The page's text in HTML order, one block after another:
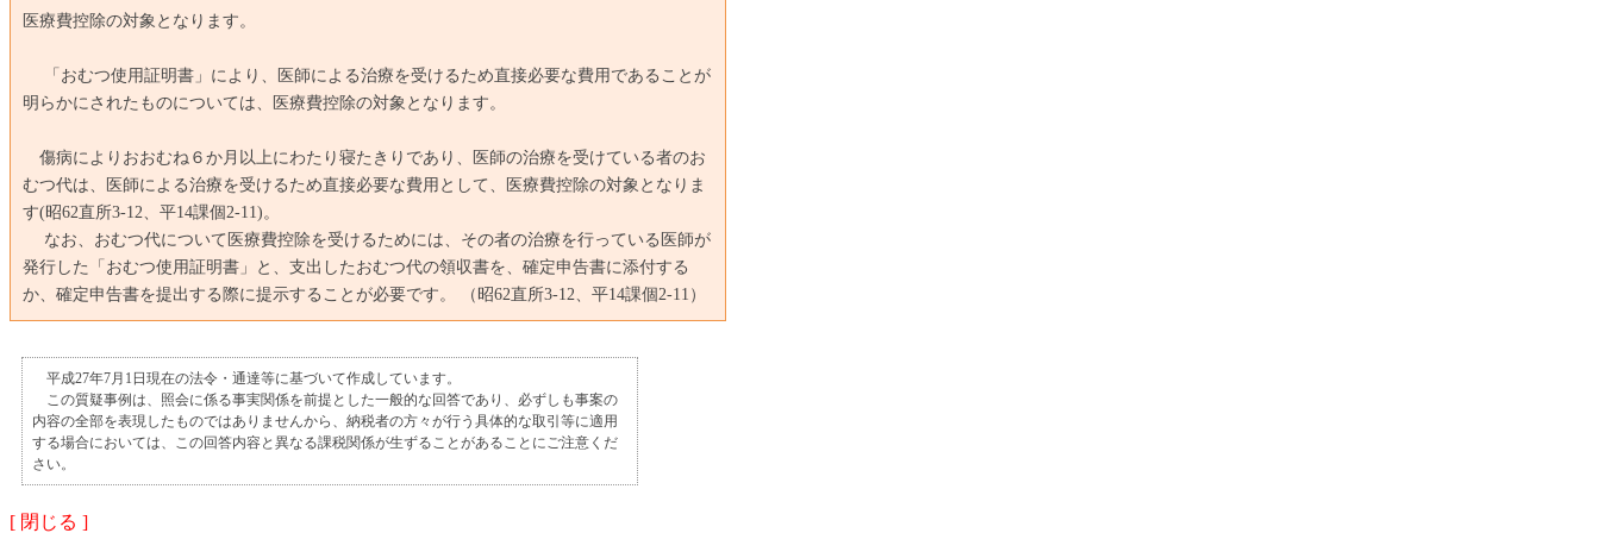
医療費控除の対象となります。
「おむつ使用証明書」により、医師による治療を受けるため直接必要な費用であることが
明らかにされたものについては、医療費控除の対象となります。
傷病によりおおむね６か月以上にわたり寝たきりであり、医師の治療を受けている者のお
むつ代は、医師による治療を受けるため直接必要な費用として、医療費控除の対象となりま
す(昭62直所3-12、平14課個2-11)。
なお、おむつ代について医療費控除を受けるためには、その者の治療を行っている医師が
発行した「おむつ使用証明書」と、支出したおむつ代の領収書を、確定申告書に添付する
か、確定申告書を提出する際に提示することが必要です。 （昭62直所3-12、平14課個2-11）
平成27年7月1日現在の法令・通達等に基づいて作成しています。
この質疑事例は、照会に係る事実関係を前提とした一般的な回答であり、必ずしも事案の
内容の全部を表現したものではありませんから、納税者の方々が行う具体的な取引等に適用
する場合においては、この回答内容と異なる課税関係が生ずることがあることにご注意くだ
さい。
[ 閉じる ]